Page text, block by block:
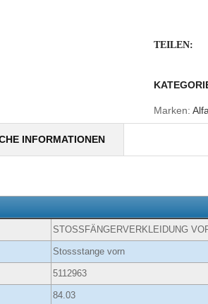
TEILEN:
Marken:
INFORMATIONEN
STOSSFÄNGERVERKLEIDUNG
Stossstange vorn
5112963
84.03